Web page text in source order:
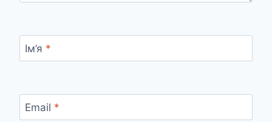
Ім’я *
Email *